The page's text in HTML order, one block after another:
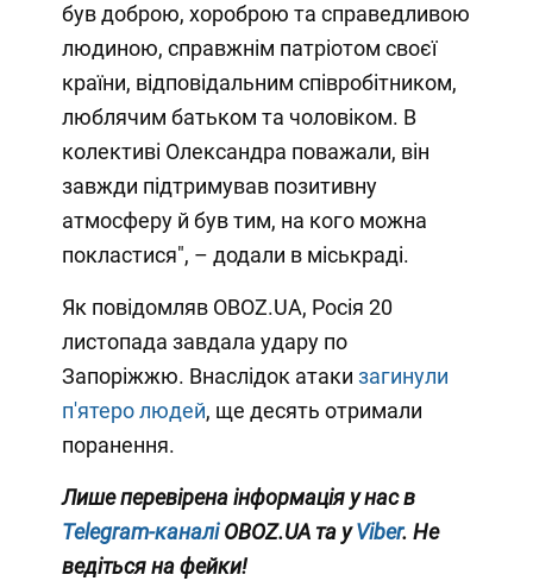
був доброю, хороброю та справедливою
людиною, справжнім патріотом своєї
країни, відповідальним співробітником,
люблячим батьком та чоловіком. В
колективі Олександра поважали, він
завжди підтримував позитивну
атмосферу й був тим, на кого можна
покластися", – додали в міськраді.
Як повідомляв OBOZ.UA, Росія 20
листопада завдала удару по
Запоріжжю. Внаслідок атаки загинули
п'ятеро людей, ще десять отримали
поранення.
Лише перевірена інформація у нас в
Telegram-каналіOBOZ.UA та уViber. Не
ведіться на фейки!